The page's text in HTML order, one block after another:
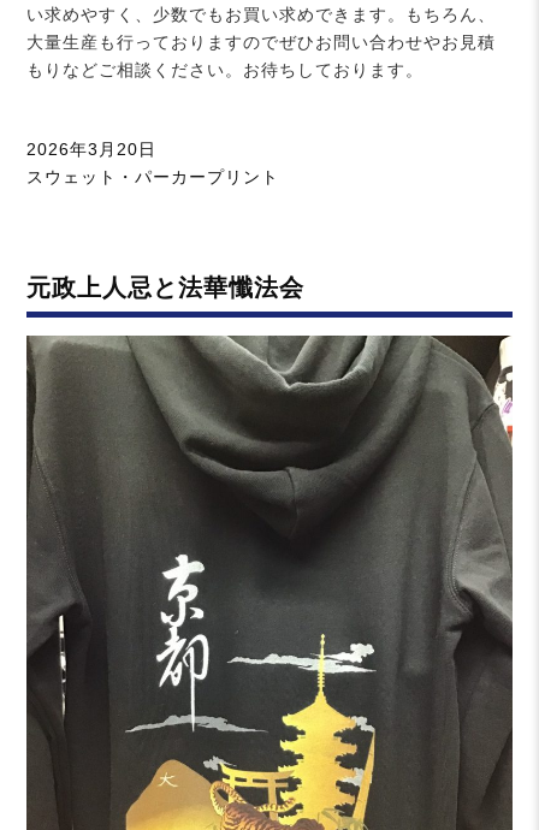
い求めやすく、少数でもお買い求めできます。もちろん、
大量生産も行っておりますのでぜひお問い合わせやお見積
もりなどご相談ください。お待ちしております。
投
稿
2026年3月20日
カ
ー
スウェット・パーカープリント
元政上人忌と法華懺法会